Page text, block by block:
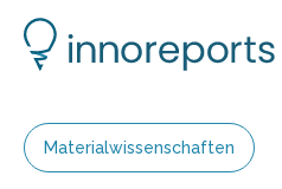
Materialwissenschaften